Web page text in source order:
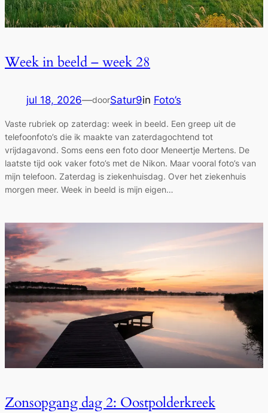
Week in beeld – week 28
jul 18, 2026—doorSatur9in Foto’s
Vaste rubriek op zaterdag: week in beeld. Een greep uit de
telefoonfoto’s die ik maakte van zaterdagochtend tot
vrijdagavond. Soms eens een foto door Meneertje Mertens. De
laatste tijd ook vaker foto’s met de Nikon. Maar vooral foto’s van
mijn telefoon. Zaterdag is ziekenhuisdag. Over het ziekenhuis
morgen meer. Week in beeld is mijn eigen…
Zonsopgang dag 2: Oostpolderkreek